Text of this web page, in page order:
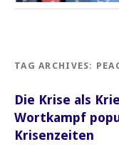
TAG ARCHIVES:
Die Krise als
Wortkampf
Krisenzeiten